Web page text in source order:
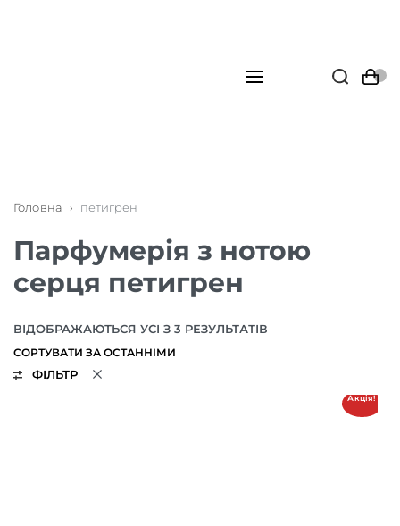
Головна › петигрен
Парфумерія з нотою
серця петигрен
ВІДОБРАЖАЮТЬСЯ УСІ З 3 РЕЗУЛЬТАТІВ
ФІЛЬТР
Акція!